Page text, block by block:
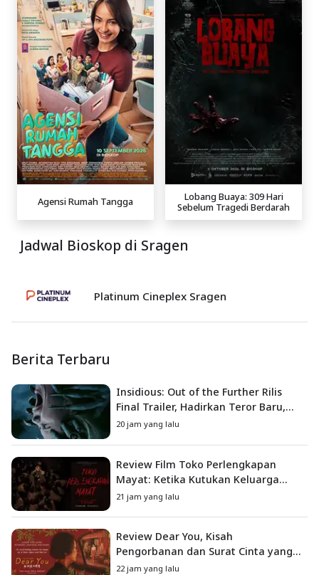
Agensi Rumah Tangga
Lobang Buaya: 309 Hari
Sebelum Tragedi Berdarah
Jadwal Bioskop di Sragen
Platinum Cineplex Sragen
Berita Terbaru
Insidious: Out of the Further Rilis
Final Trailer, Hadirkan Teror Baru,
Iblis Kini Masuk ke Dunia Manusia
20 jam yang lalu
Review Film Toko Perlengkapan
Mayat: Ketika Kutukan Keluarga
Menjadi Sumber Teror yang
21 jam yang lalu
Review Dear You, Kisah
Pengorbanan dan Surat Cinta yang
Menyentuh Hati
22 jam yang lalu